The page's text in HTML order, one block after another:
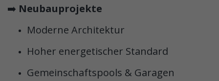
➡️ Neubauprojekte
Moderne Architektur
Hoher energetischer Standard
Gemeinschaftspools & Garagen